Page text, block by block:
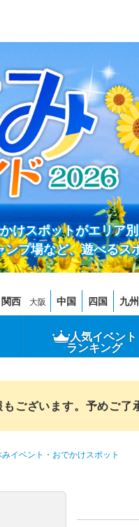
けスポットがエリア
プ場など、遊べるス
関西 大阪 中国 四国 九
人気イベント
ランキング
ございます。予めご了
イベント・おでかけスポット